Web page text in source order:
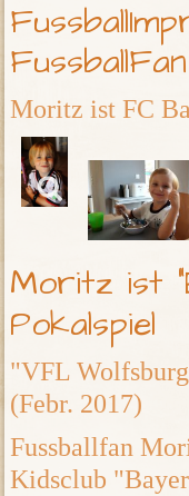
Moritz ist FC
Moritz ist
Pokalspiel
"VFL
(Febr. 2017)
Fussballfan
Kidsclub